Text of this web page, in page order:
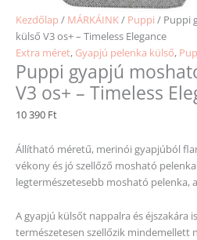
Kezdőlap / MÁRKÁINK/ Puppi / Puppi
külső V3 os+ – Timeless Elegance
Extra méret, Gyapjú pelenka külső,
Puppi gyapjú
V3 os+ – Timeless
10 390 Ft
Állítható méretű, merinói gyapjúból
vékony és jó szellőző mosható pelenka
legtermészetesebb mosható pelenka,
A gyapjú külsőt nappalra és éjszakára
természetesen szellőzik mindemellett